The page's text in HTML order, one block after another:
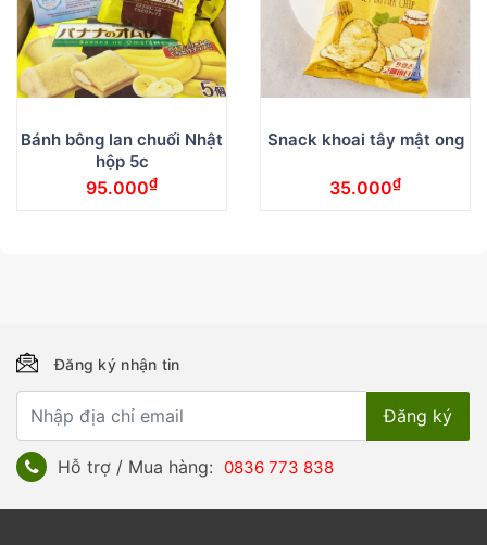
Bánh bông lan chuối Nhật
hộp 5c
95.000₫
Snack khoai tây mật ong
35.000₫
Đăng ký nhận tin
Hỗ trợ / Mua hàng: 0836 773 838